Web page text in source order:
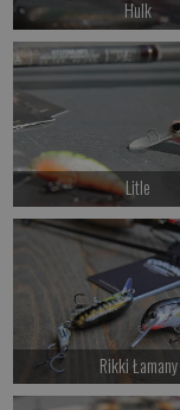
Hulk
od 49.00 PLN
Litle
od 42.00 PLN
Kup teraz >
Rikki Łamany
od 59.00 PLN